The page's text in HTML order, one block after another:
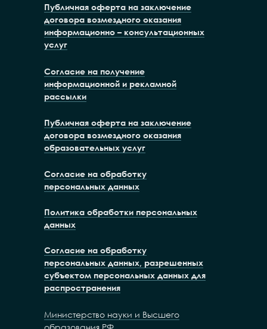
Публичная оферта на заключение
договора возмездного оказания
информационно – консультационных
услуг
Публичная оферта на заключение
договора возмездного оказания
образовательных услуг
Политика обработки персональных
данных
Согласие на обработку
персональных данных
Согласие на получение
информационной и рекламной
рассылки
Согласие на обработку
персональных данных, разрешенных
субъектом персональных данных для
распространения
Министерство науки и Высшего
образования РФ